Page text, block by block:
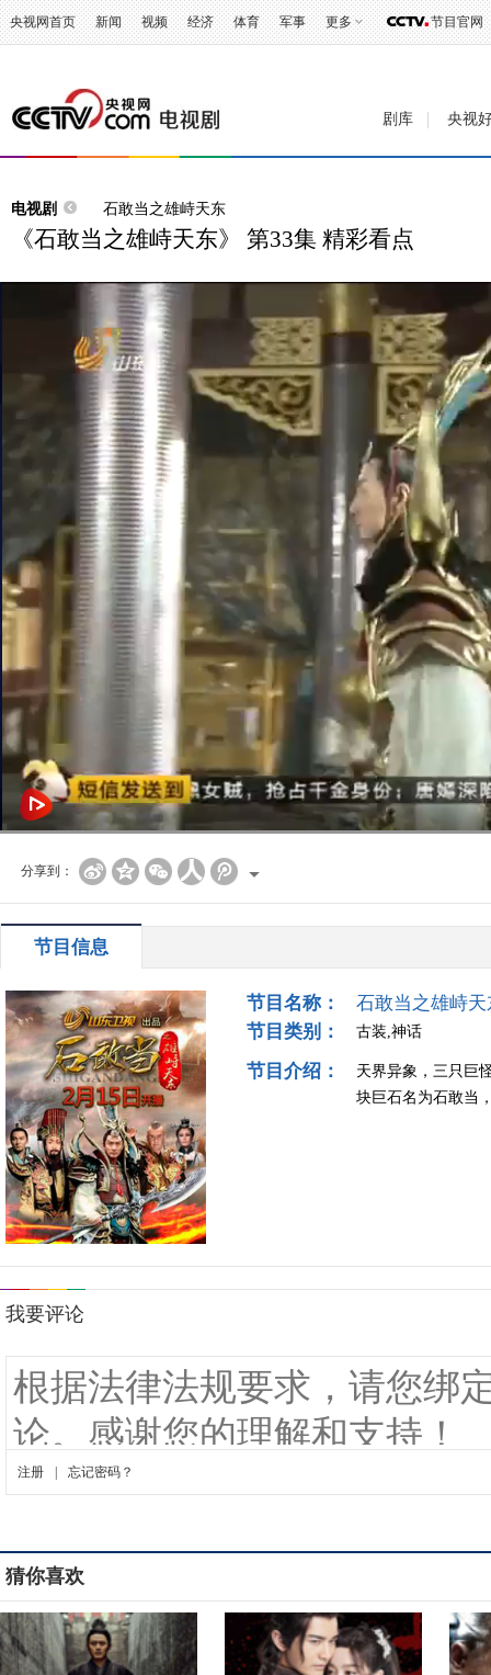
央视网首页 新闻 视频 经济 体育 军事 更多 节目官网
剧库 央视
电视剧 石敢当之雄峙天东
《石敢当之雄峙天东》 第33集 精彩看点
分享到：
节目信息
节目名称：
石敢当之雄峙天
节目类别：
古装,神话
节目介绍：
天界异象，三只巨
块巨石名为石敢当
猜你喜欢